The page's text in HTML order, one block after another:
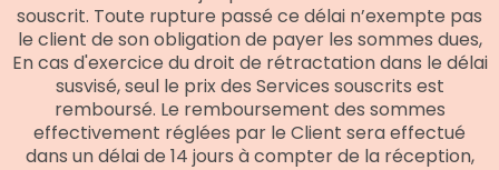
souscrit. Toute rupture passé ce délai n’exempte pas
le client de son obligation de payer les sommes dues,
En cas d'exercice du droit de rétractation dans le délai
susvisé, seul le prix des Services souscrits est
remboursé. Le remboursement des sommes
effectivement réglées par le Client sera effectué
dans un délai de 14 jours à compter de la réception,